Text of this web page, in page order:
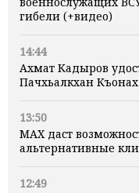
гибели (+видео)
14:44
Ахмат Кадыров
Пачхьалкхан
13:50
MAX даст
альтернативные
12:49